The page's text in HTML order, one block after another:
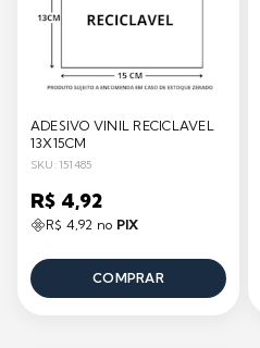
ADESIVO VINIL RECICLAVEL
13X15CM
SKU: 151485
R$ 4,92
R$ 4,92 no PIX
COMPRAR